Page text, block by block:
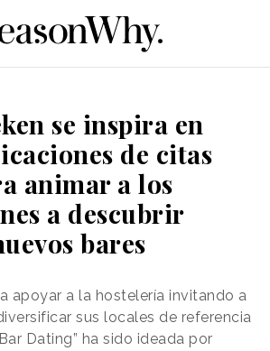
se inspira en
de citas
animar a los
a descubrir
bares
apoyar a la hostelería invitando a
sus locales de referencia
Dating” ha sido ideada por